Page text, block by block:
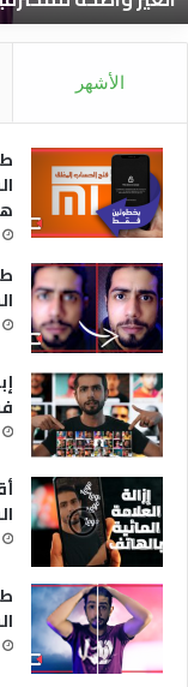
واضحة
للمحترفين
الأشهر